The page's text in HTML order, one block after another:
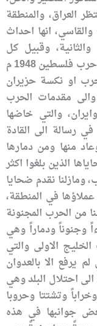
العراق، والمنطقة
انها احداث
والثانية، وقبيل كل
الاحداث الكبرى في التاريخ المعاصر، مثل حرب فلسطين 1948 م
على مصر 1956م، وحرب او نكسة حزيران
رمضان تشرين 1973م، والى مقدمات الحرب
والتي خاضها
رسالة الى القادة
منها ومن دمارها
الذين بلغوا اكثر
نقدم ضحايا
في المنطقة،
من الحرب المجنونة
وجنوناً ودماراً وهي
الاولى والتي
يرفع الا بالعدوان
احتلال البلد وهي
وتشتتا وحروبا
جوانبها في هذه